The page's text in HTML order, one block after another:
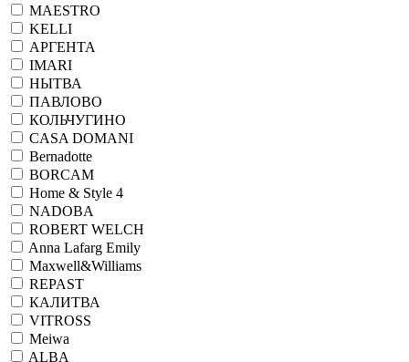
MAESTRO
KELLI
АРГЕНТА
IMARI
НЫТВА
ПАВЛОВО
КОЛЬЧУГИНО
CASA DOMANI
Bernadotte
BORCAM
Home & Style 4
NADOBA
ROBERT WELCH
Anna Lafarg Emily
Maxwell&Williams
REPAST
КАЛИТВА
VITROSS
Meiwa
ALBA